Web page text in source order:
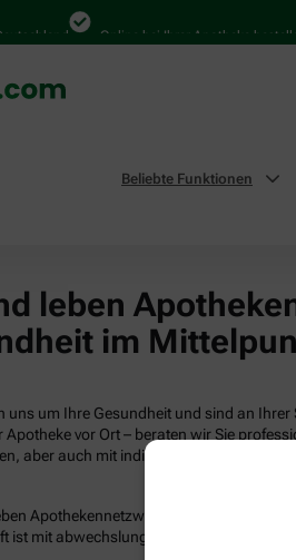
Online bei Ihrer Apotheke bestellen
Beliebte Funktionen
leben
im
uns um Ihre Gesundheit und sind an
Apotheke vor Ort – beraten wir Sie
aber auch mit individuellen
Apothekennetzwerk befinden sich
ist mit abwechslungsreichen Angeboten